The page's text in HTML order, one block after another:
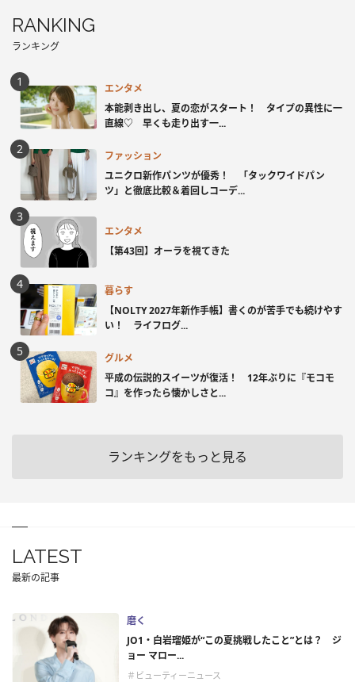
RANKING
ランキング
エンタメ
本能剥き出し、夏の恋がスタート！ タイプの異性に一
直線♡ 早くも走り出す一...
ファッション
ユニクロ新作パンツが優秀！ 「タックワイドパン
ツ」と徹底比較＆着回しコーデ...
エンタメ
【第43回】オーラを視てきた
暮らす
【NOLTY 2027年新作手帳】書くのが苦手でも続けやす
い！ ライフログ...
グルメ
平成の伝説的スイーツが復活！ 12年ぶりに『モコモ
コ』を作ったら懐かしさと...
ランキングをもっと見る
LATEST
最新の記事
磨く
JO1・白岩瑠姫が“この夏挑戦したこと”とは？ ジ
ョー マロー...
＃ビューティーニュース